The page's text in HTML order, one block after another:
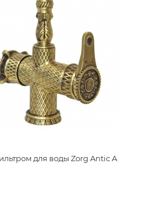
для воды Zorg Antic A